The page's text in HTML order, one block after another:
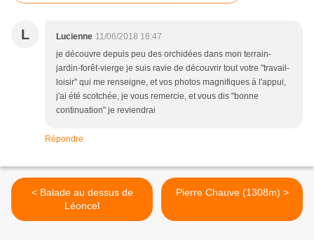
L Lucienne 11/06/2018 18:47
je découvre depuis peu des orchidées dans mon terrain-
jardin-forêt-vierge je suis ravie de découvrir tout votre "travail-
loisir" qui me renseigne, et vos photos magnifiques à l'appui,
j'ai été scotchée, je vous remercie, et vous dis "bonne
continuation" je reviendrai
Répondre
< Balade au dessus de
Léoncel
Pierre Chauve (1308m) >